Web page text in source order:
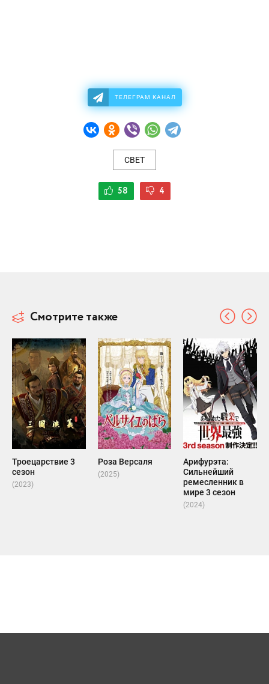
ТЕЛЕГРАМ КАНАЛ
СВЕТ
58 4
Смотрите также
Троецарствие 3
сезон
(2023)
Роза Версаля
(2025)
Арифурэта:
Сильнейший
ремесленник в
мире 3 сезон
(2024)